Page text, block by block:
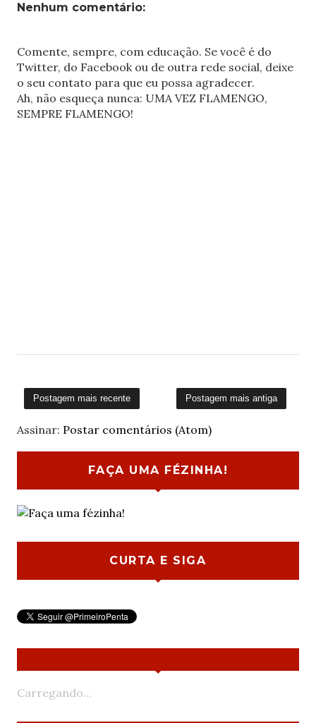
Nenhum comentário:
Comente, sempre, com educação. Se você é do
Twitter, do Facebook ou de outra rede social, deixe
o seu contato para que eu possa agradecer.
Ah, não esqueça nunca: UMA VEZ FLAMENGO,
SEMPRE FLAMENGO!
Postagem mais recente Postagem mais antiga
Assinar: Postar comentários (Atom)
FAÇA UMA FÉZINHA!
CURTA E SIGA
Carregando...